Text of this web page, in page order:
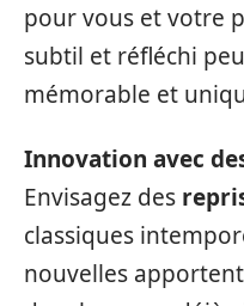
pour vous et votre
subtil et réfléchi
mémorable et
Innovation avec
Envisagez des
classiques
nouvelles